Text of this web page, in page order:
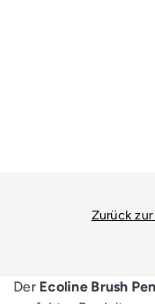
Zurück zur
Der Ecoline Brush